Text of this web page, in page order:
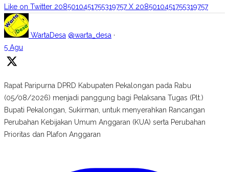
Like on Twitter 2085010451755319757 X 2085010451755319757
WartaDesa @warta_desa ·
5 Agu
Rapat Paripurna DPRD Kabupaten Pekalongan pada Rabu
(05/08/2026) menjadi panggung bagi Pelaksana Tugas (Plt.)
Bupati Pekalongan, Sukirman, untuk menyerahkan Rancangan
Perubahan Kebijakan Umum Anggaran (KUA) serta Perubahan
Prioritas dan Plafon Anggaran